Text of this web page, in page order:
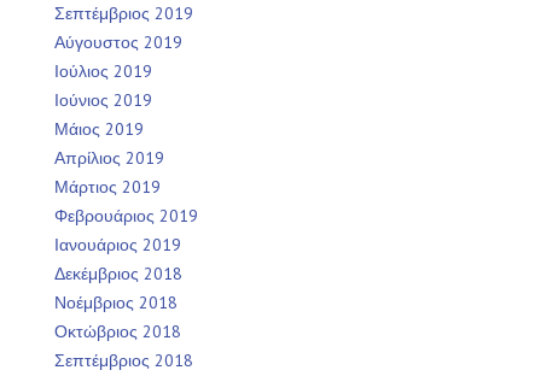
Σεπτέμβριος 2019
Αύγουστος 2019
Ιούλιος 2019
Ιούνιος 2019
Μάιος 2019
Απρίλιος 2019
Μάρτιος 2019
Φεβρουάριος 2019
Ιανουάριος 2019
Δεκέμβριος 2018
Νοέμβριος 2018
Οκτώβριος 2018
Σεπτέμβριος 2018